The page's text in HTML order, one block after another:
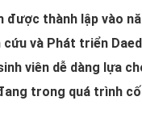
được thành lập vào
cứu và Phát triển
viên dễ dàng lựa
trong quá trình